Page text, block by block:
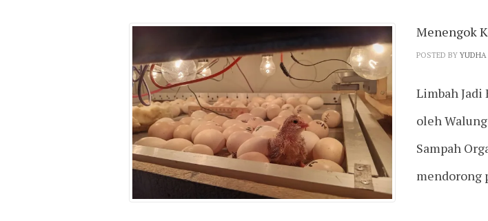
Menengok
POSTED BY YUDHA
Limbah
oleh
Sampah
mendorong